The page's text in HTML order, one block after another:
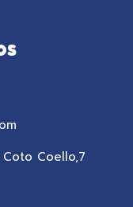
Coto Coello,7